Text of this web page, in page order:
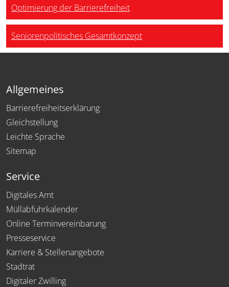
Optimierung der Barrierefreiheit
Seniorenpolitisches Gesamtkonzept
Allgemeines
Barrierefreiheitserklärung
Gleichstellung
Leichte Sprache
Sitemap
Service
Digitales Amt
Müllabfuhrkalender
Online Terminvereinbarung
Presseservice
Karriere & Stellenangebote
Stadtrat
Digitaler Zwilling